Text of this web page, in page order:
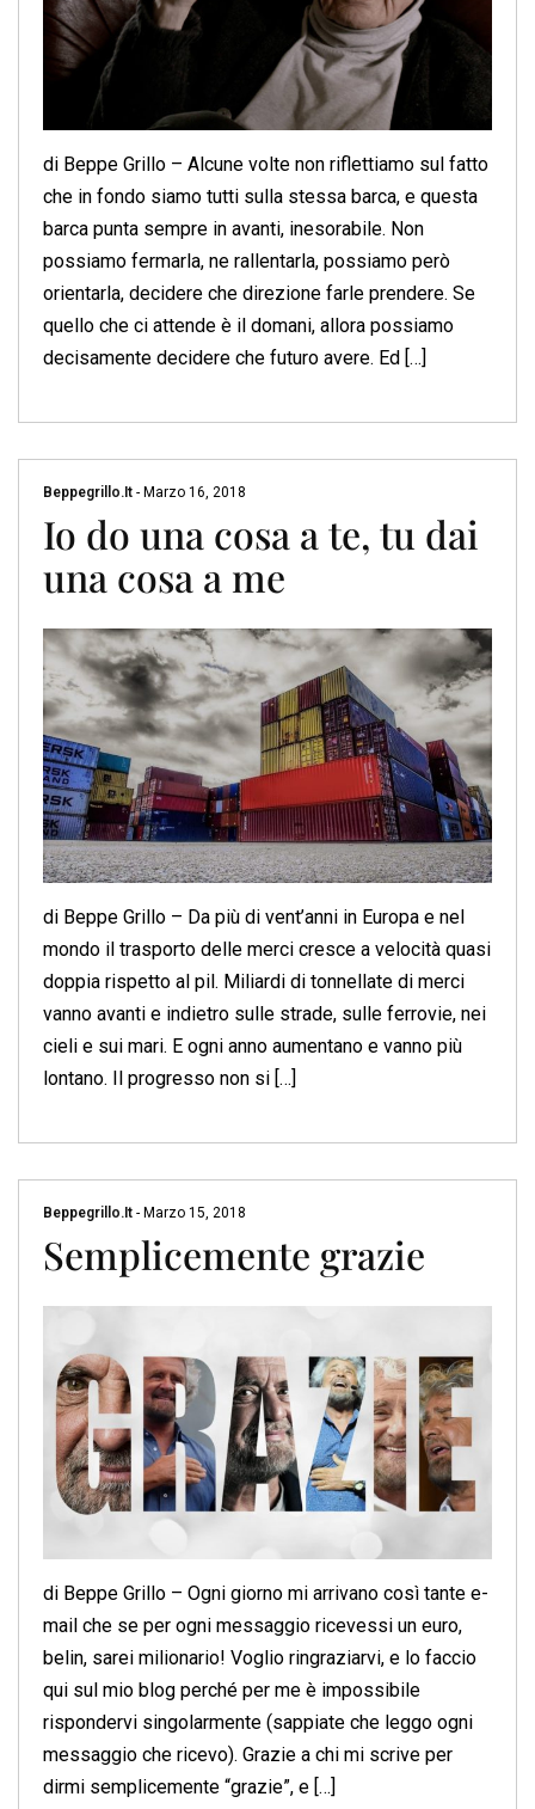
di Beppe Grillo – Alcune volte non riflettiamo sul fatto
che in fondo siamo tutti sulla stessa barca, e questa
barca punta sempre in avanti, inesorabile. Non
possiamo fermarla, ne rallentarla, possiamo però
orientarla, decidere che direzione farle prendere. Se
quello che ci attende è il domani, allora possiamo
decisamente decidere che futuro avere. Ed […]
Beppegrillo.it - Marzo 16, 2018
Io do una cosa a te, tu dai
una cosa a me
di Beppe Grillo – Da più di vent’anni in Europa e nel
mondo il trasporto delle merci cresce a velocità quasi
doppia rispetto al pil. Miliardi di tonnellate di merci
vanno avanti e indietro sulle strade, sulle ferrovie, nei
cieli e sui mari. E ogni anno aumentano e vanno più
lontano. Il progresso non si […]
Beppegrillo.it - Marzo 15, 2018
Semplicemente grazie
di Beppe Grillo – Ogni giorno mi arrivano così tante e-
mail che se per ogni messaggio ricevessi un euro,
belin, sarei milionario! Voglio ringraziarvi, e lo faccio
qui sul mio blog perché per me è impossibile
rispondervi singolarmente (sappiate che leggo ogni
messaggio che ricevo). Grazie a chi mi scrive per
dirmi semplicemente “grazie”, e […]